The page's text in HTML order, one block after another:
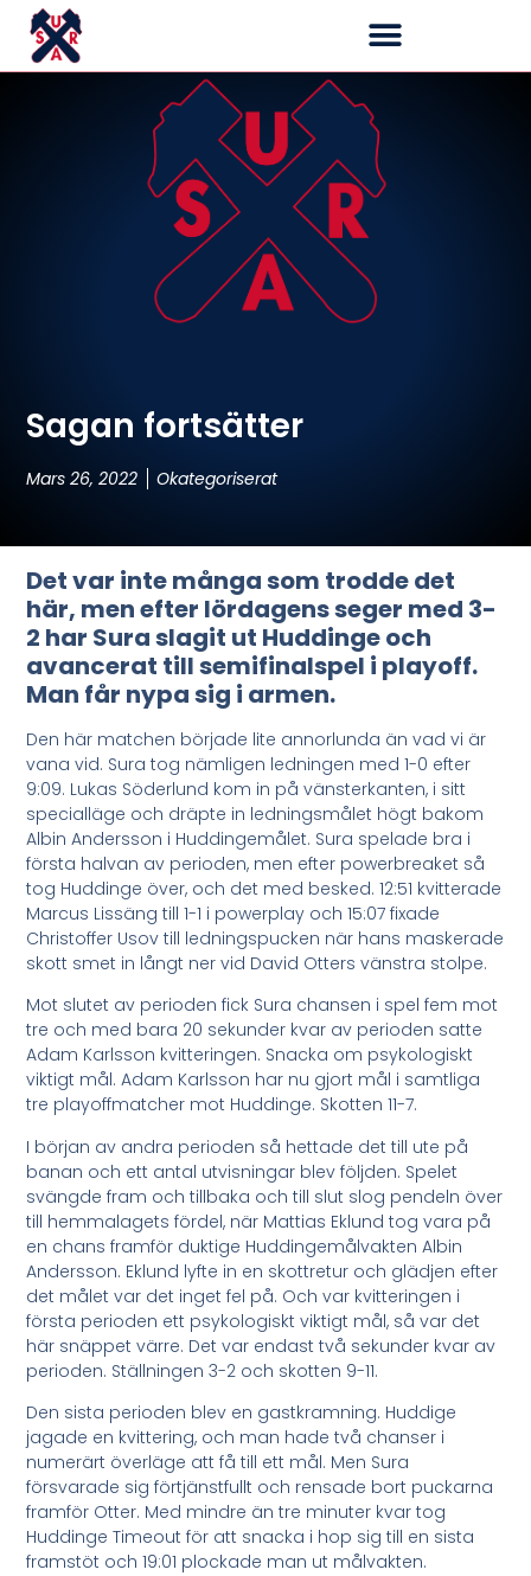
Sagan fortsätter
Mars 26, 2022 Okategoriserat
Det var inte många som trodde det
här, men efter lördagens seger med 3-
2 har Sura slagit ut Huddinge och
avancerat till semifinalspel i playoff.
Man får nypa sig i armen.
Den här matchen började lite annorlunda än vad vi är
vana vid. Sura tog nämligen ledningen med 1-0 efter
9:09. Lukas Söderlund kom in på vänsterkanten, i sitt
specialläge och dräpte in ledningsmålet högt bakom
Albin Andersson i Huddingemålet. Sura spelade bra i
första halvan av perioden, men efter powerbreaket så
tog Huddinge över, och det med besked. 12:51 kvitterade
Marcus Lissäng till 1-1 i powerplay och 15:07 fixade
Christoffer Usov till ledningspucken när hans maskerade
skott smet in långt ner vid David Otters vänstra stolpe.
Mot slutet av perioden fick Sura chansen i spel fem mot
tre och med bara 20 sekunder kvar av perioden satte
Adam Karlsson kvitteringen. Snacka om psykologiskt
viktigt mål. Adam Karlsson har nu gjort mål i samtliga
tre playoffmatcher mot Huddinge. Skotten 11-7.
I början av andra perioden så hettade det till ute på
banan och ett antal utvisningar blev följden. Spelet
svängde fram och tillbaka och till slut slog pendeln över
till hemmalagets fördel, när Mattias Eklund tog vara på
en chans framför duktige Huddingemålvakten Albin
Andersson. Eklund lyfte in en skottretur och glädjen efter
det målet var det inget fel på. Och var kvitteringen i
första perioden ett psykologiskt viktigt mål, så var det
här snäppet värre. Det var endast två sekunder kvar av
perioden. Ställningen 3-2 och skotten 9-11.
Den sista perioden blev en gastkramning. Huddige
jagade en kvittering, och man hade två chanser i
numerärt överläge att få till ett mål. Men Sura
försvarade sig förtjänstfullt och rensade bort puckarna
framför Otter. Med mindre än tre minuter kvar tog
Huddinge Timeout för att snacka i hop sig till en sista
framstöt och 19:01 plockade man ut målvakten.